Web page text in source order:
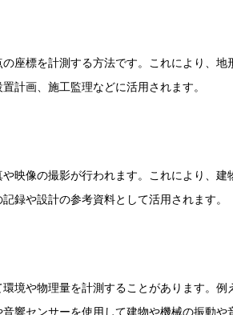
座標を計測する方法です。これにより、地
計画、施工監理などに活用されます。
映像の撮影が行われます。これにより、
録や設計の参考資料として活用されます。
境や物理量を計測することがあります。
響センサーを使用して建物や機械の振動や